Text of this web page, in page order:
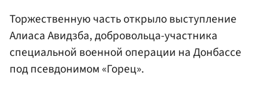
Торжественную часть открыло выступление
Алиаса Авидзба, добровольца-участника
специальной военной операции на Донбассе
под псевдонимом «Горец».